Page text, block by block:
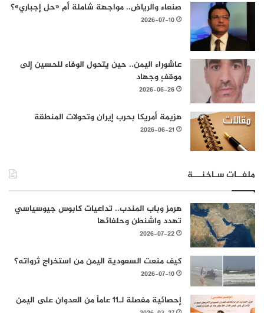
صنعاء والرياض.. مواجهة شاملة أم «حل إجباري»؟
2026-07-10
عاشوراء اليمن.. حين يتحول الوفاء للحسين إلى
موقفٍ وجهاد
2026-06-26
هزيمة أمريكا بحرب إيران وتحولات المنطقة
2026-06-21
ملفــات سـاخنـــة
هرمز وباب المندب.. تداعيات كابوس جيوسياسي
تهدد واشنطن وحلفائها
2026-07-22
كيف منعت السعودية اليمن من استخراج ثرواته؟
2026-07-10
إحصائية مفصلة لـ11 عاماً من العدوان على اليمن